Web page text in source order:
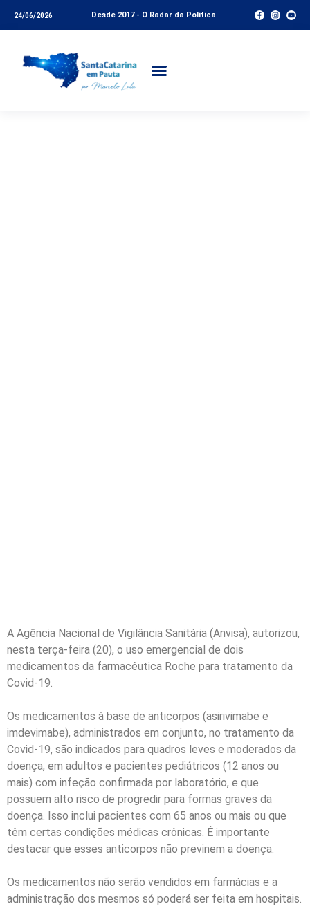
24/06/2026 Desde 2017 - O Radar da Política
A Agência Nacional de Vigilância Sanitária (Anvisa), autorizou,
nesta terça-feira (20), o uso emergencial de dois
medicamentos da farmacêutica Roche para tratamento da
Covid-19.
Os medicamentos à base de anticorpos (asirivimabe e
imdevimabe), administrados em conjunto, no tratamento da
Covid-19, são indicados para quadros leves e moderados da
doença, em adultos e pacientes pediátricos (12 anos ou
mais) com infeção confirmada por laboratório, e que
possuem alto risco de progredir para formas graves da
doença. Isso inclui pacientes com 65 anos ou mais ou que
têm certas condições médicas crônicas. É importante
destacar que esses anticorpos não previnem a doença.
Os medicamentos não serão vendidos em farmácias e a
administração dos mesmos só poderá ser feita em hospitais.